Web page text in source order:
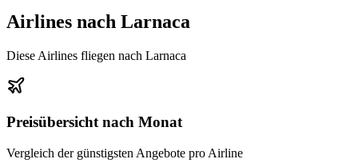
Airlines nach Larnaca
Diese Airlines fliegen nach Larnaca
Preisübersicht nach Monat
Vergleich der günstigsten Angebote pro Airline